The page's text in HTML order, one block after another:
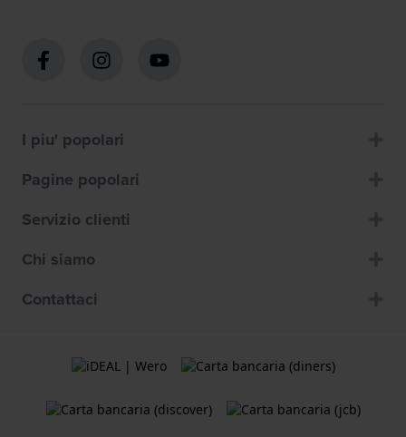
I piu' popolari
Pagine popolari
Servizio clienti
Chi siamo
Contattaci